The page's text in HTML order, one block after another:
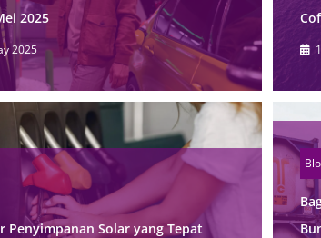
2025
2025
Penyimpanan Solar yang Tepat